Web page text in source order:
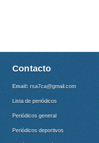
Contacto
Email: rsa7ca@gmail.com
Lista de periódicos
Periódicos general
Periódicos deportivos